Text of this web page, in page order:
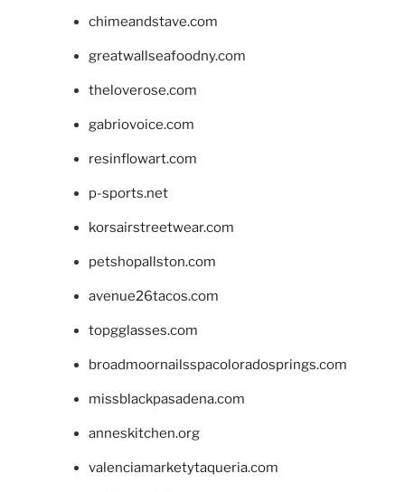
chimeandstave.com
greatwallseafoodny.com
theloverose.com
gabriovoice.com
resinflowart.com
p-sports.net
korsairstreetwear.com
petshopallston.com
avenue26tacos.com
topgglasses.com
broadmoornailsspacoloradosprings.com
missblackpasadena.com
anneskitchen.org
valenciamarketytaqueria.com